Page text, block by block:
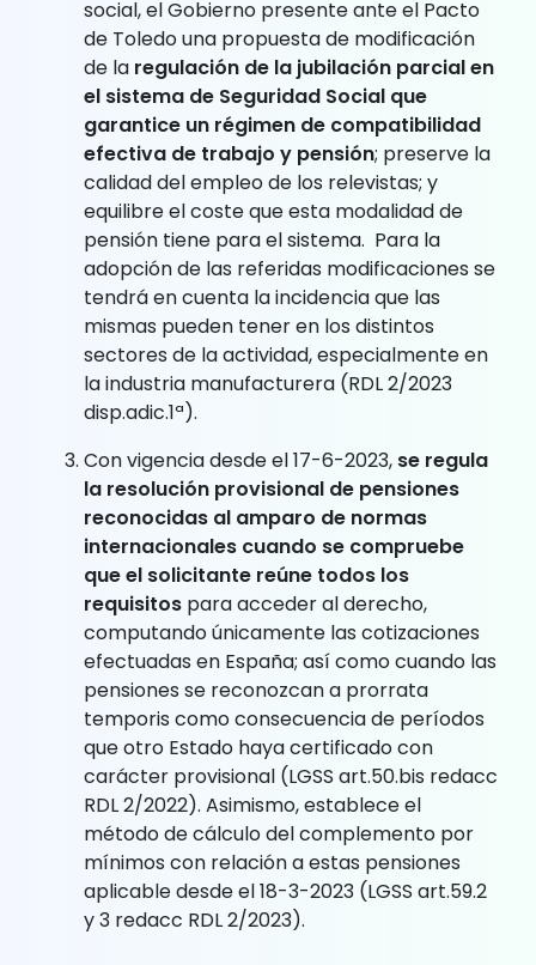
social, el Gobierno presente ante el Pacto
de Toledo una propuesta de modificación
de la regulación de la jubilación parcial en
el sistema de Seguridad Social que
garantice un régimen de compatibilidad
efectiva de trabajo y pensión; preserve la
calidad del empleo de los relevistas; y
equilibre el coste que esta modalidad de
pensión tiene para el sistema. Para la
adopción de las referidas modificaciones se
tendrá en cuenta la incidencia que las
mismas pueden tener en los distintos
sectores de la actividad, especialmente en
la industria manufacturera (RDL 2/2023
disp.adic.1ª).
Con vigencia desde el 17-6-2023, se regula
la resolución provisional de pensiones
reconocidas al amparo de normas
internacionales cuando se compruebe
que el solicitante reúne todos los
requisitos para acceder al derecho,
computando únicamente las cotizaciones
efectuadas en España; así como cuando las
pensiones se reconozcan a prorrata
temporis como consecuencia de períodos
que otro Estado haya certificado con
carácter provisional (LGSS art.50.bis redacc
RDL 2/2022). Asimismo, establece el
método de cálculo del complemento por
mínimos con relación a estas pensiones
aplicable desde el 18-3-2023 (LGSS art.59.2
y 3 redacc RDL 2/2023).